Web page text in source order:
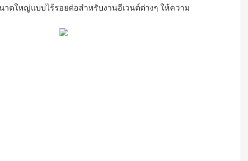
าดใหญ่แบบไร้รอยต่อสำหรับงานอีเวนต์ต่างๆ ให้ความ